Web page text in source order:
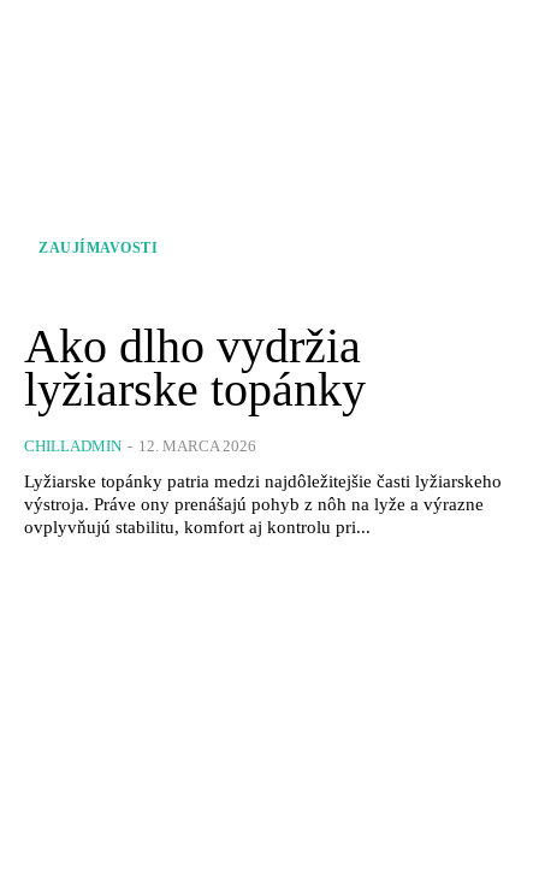
ZAUJÍMAVOSTI
Ako dlho vydržia
lyžiarske topánky
CHILLADMIN - 12. MARCA 2026
Lyžiarske topánky patria medzi najdôležitejšie časti lyžiarskeho
výstroja. Práve ony prenášajú pohyb z nôh na lyže a výrazne
ovplyvňujú stabilitu, komfort aj kontrolu pri...